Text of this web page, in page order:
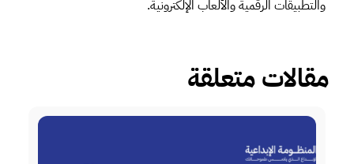
والتطبيقات الرقمية والألعاب الإلكترونية.
مقالات متعلقة